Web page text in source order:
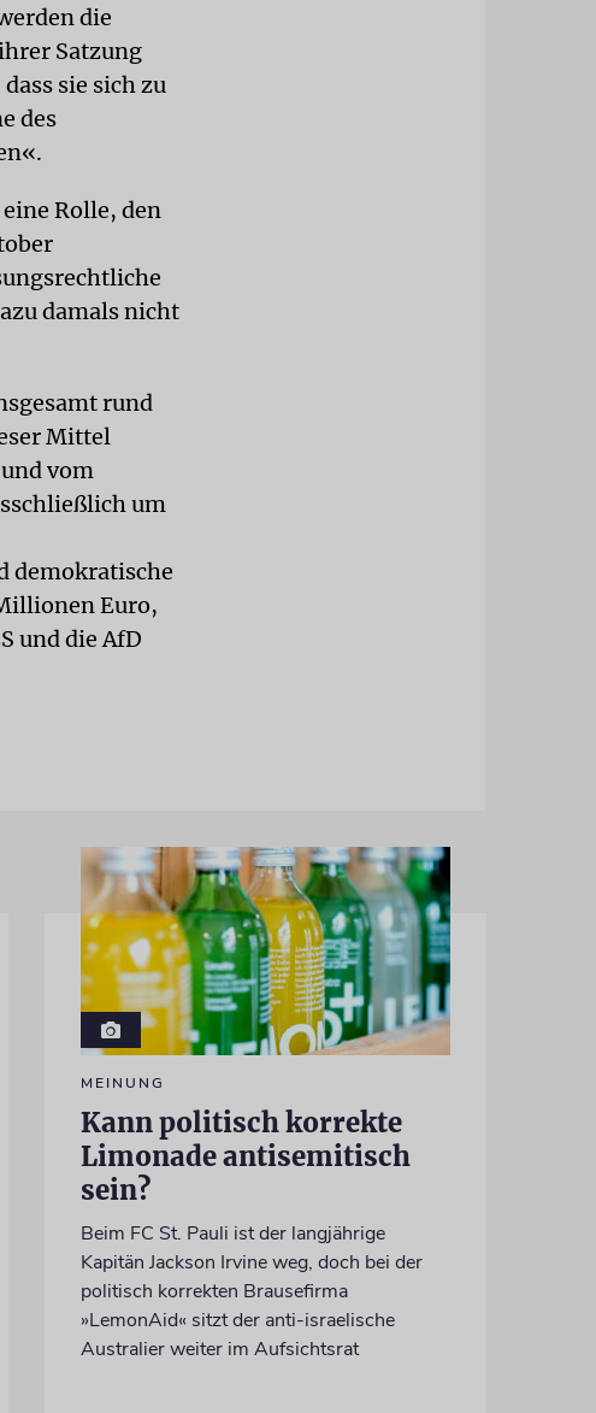
die
Satzung
sie sich zu
des
Rolle, den
damals nicht
rund
Mittel
vom
um
demokratische
Euro,
und die AfD
MEINUNG
Kann politisch korrekte
Limonade antisemitisch
sein?
Beim FC St. Pauli ist der langjährige
Kapitän Jackson Irvine weg, doch bei der
politisch korrekten Brausefirma
»LemonAid« sitzt der anti-israelische
Australier weiter im Aufsichtsrat